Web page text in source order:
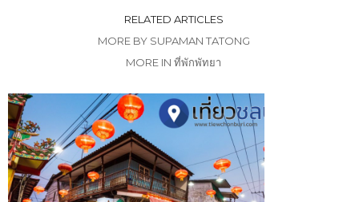
RELATED ARTICLES
MORE BY SUPAMAN TATONG
MORE IN ที่พักพัทยา